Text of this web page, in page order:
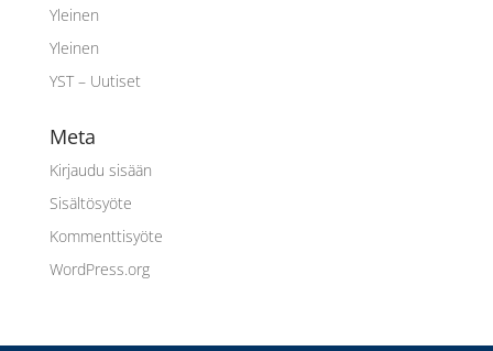
Yleinen
Yleinen
YST – Uutiset
Meta
Kirjaudu sisään
Sisältösyöte
Kommenttisyöte
WordPress.org